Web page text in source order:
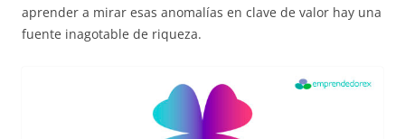
aprender a mirar esas anomalías en clave de valor hay una
fuente inagotable de riqueza.